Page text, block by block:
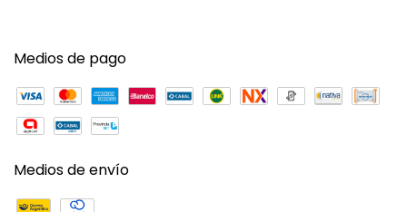
Medios de pago
Medios de envío